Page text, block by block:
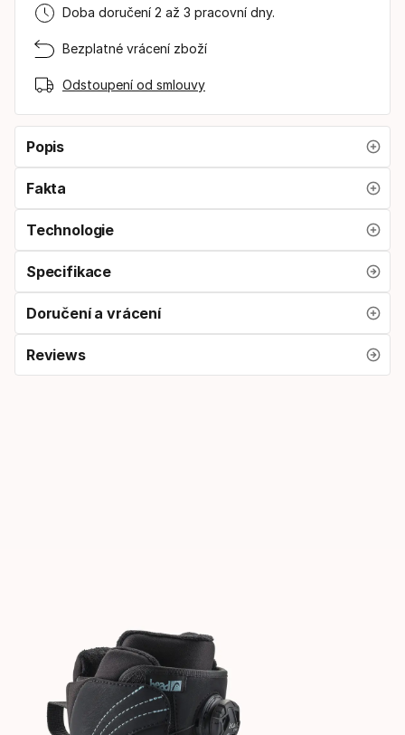
Doba doručení 2 až 3 pracovní dny.
Bezplatné vrácení zboží
Odstoupení od smlouvy
Popis
Fakta
Technologie
Specifikace
Doručení a vrácení
Reviews